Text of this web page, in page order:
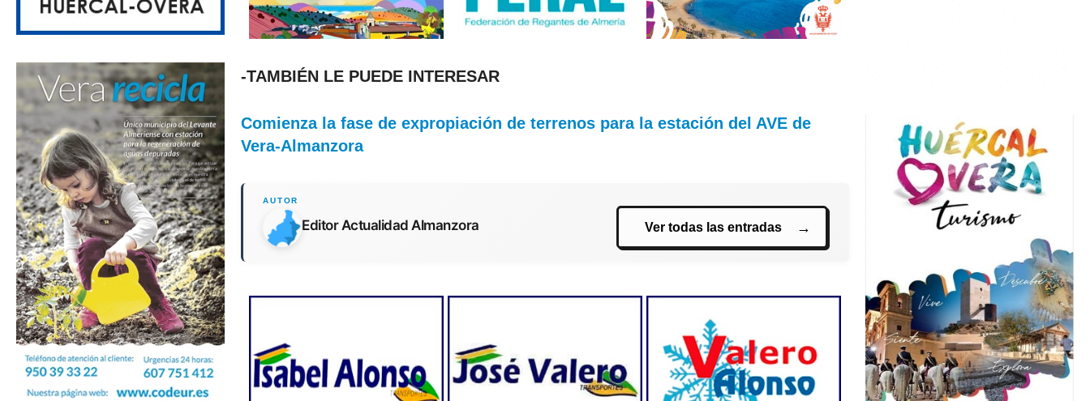
-TAMBIÉN LE PUEDE INTERESAR
Comienza la fase de expropiación de terrenos para la estación del AVE de
Vera-Almanzora
Editor Actualidad Almanzora Ver todas las entradas